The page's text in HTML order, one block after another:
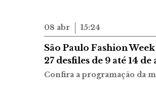
08 abr 15:24
São Paulo Fashion
27 desfiles de 9 até 14
Confira a programação da